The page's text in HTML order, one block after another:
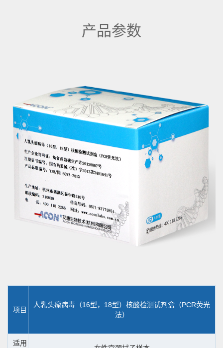
产品参数
项目
人乳头瘤病毒（16型，18型）核酸检测试剂盒（PCR荧光
法）
适用